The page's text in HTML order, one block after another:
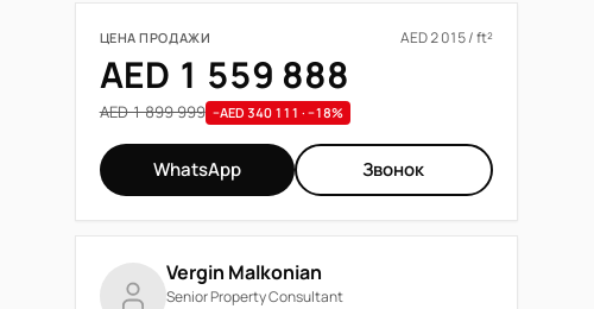
ЦЕНА ПРОДАЖИ AED 2 015 / ft²
AED 1 559 888
AED 1 899 999 −AED 340 111 · −18%
WhatsApp Звонок
Vergin Malkonian
Senior Property Consultant